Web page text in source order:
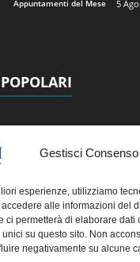
Gestisci Consenso
esperienze, utilizziamo
alle informazioni del
ci permetterà di elaborare dati
su questo sito. Non
negativamente su alcune
Appuntamenti del Mese 5
e Cosmologia
Line